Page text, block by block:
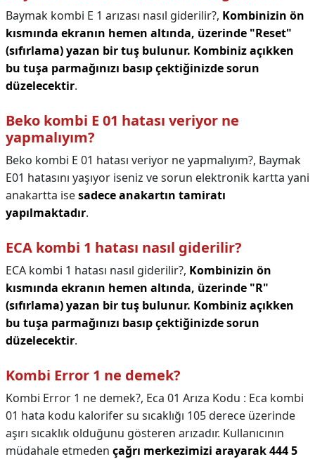
Baymak kombi E 1 arızası nasıl giderilir?, Kombinizin ön
kısmında ekranın hemen altında, üzerinde "Reset"
(sıfırlama) yazan bir tuş bulunur. Kombiniz açıkken
bu tuşa parmağınızı basıp çektiğinizde sorun
düzelecektir.
Beko kombi E 01 hatası veriyor ne
yapmalıyım?
Beko kombi E 01 hatası veriyor ne yapmalıyım?, Baymak
E01 hatasını yaşıyor iseniz ve sorun elektronik kartta yani
anakartta isesadece anakartın tamiratı
yapılmaktadır.
ECA kombi 1 hatası nasıl giderilir?
ECA kombi 1 hatası nasıl giderilir?, Kombinizin ön
kısmında ekranın hemen altında, üzerinde "R"
(sıfırlama) yazan bir tuş bulunur. Kombiniz açıkken
bu tuşa parmağınızı basıp çektiğinizde sorun
düzelecektir.
Kombi Error 1 ne demek?
Kombi Error 1 ne demek?, Eca 01 Arıza Kodu : Eca kombi
01 hata kodu kalorifer su sıcaklığı 105 derece üzerinde
aşırı sıcaklık olduğunu gösteren arızadır. Kullanıcının
müdahale etmeden çağrı merkezimizi arayarak 444 5